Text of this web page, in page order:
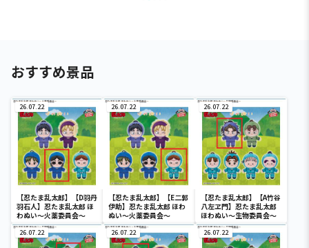
おすすめ景品
26.07.22
【忍たま乱太郎】【D羽丹
羽石人】忍たま乱太郎 ほ
わぬい～火薬委員会～
26.07.22
【忍たま乱太郎】【E二郭
伊助】忍たま乱太郎 ほわ
ぬい～火薬委員会～
26.07.22
【忍たま乱太郎】【A竹谷
八左ヱ門】忍たま乱太郎
ほわぬい～生物委員会～
26.07.22 26.07.22 26.07.22